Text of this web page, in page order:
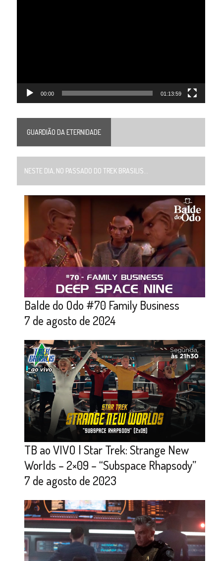
00:00 01:13:59
GUARDIÃO DA ETERNIDADE
NESTE DIA, NO PASSADO DO TREK BRASILIS...
Balde do Odo #70 Family Business
7 de agosto de 2024
TB ao VIVO | Star Trek: Strange New
Worlds – 2×09 – “Subspace Rhapsody”
7 de agosto de 2023